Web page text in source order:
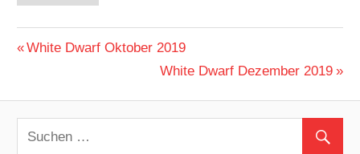
Beitragsnavigation
Vorheriger
White Dwarf Oktober 2019
Nächster
White Dwarf Dezember 2019